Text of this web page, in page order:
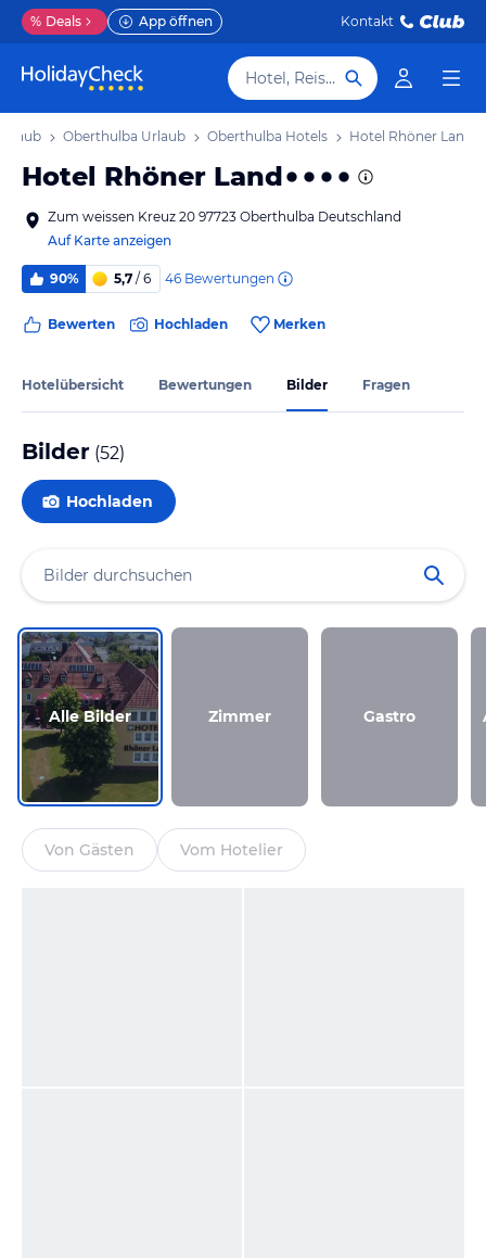
% Deals App öffnen Kontakt
Hotel, Reiseziel
Oberthulba Urlaub Oberthulba Hotels Hotel Rhöner Land
Hotel Rhöner Land
Zum weissen Kreuz 20 97723 Oberthulba Deutschland
Auf Karte anzeigen
90% 5,7 / 6 46 Bewertungen
Bewerten Hochladen Merken
Hotelübersicht Bewertungen Bilder Fragen
Bilder (52)
Hochladen
Alle Bilder Zimmer Gastro
Von Gästen Vom Hotelier